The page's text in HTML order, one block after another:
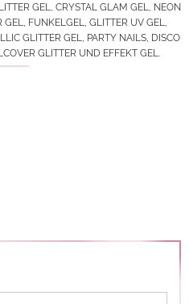
GEL, CRYSTAL GLAM GEL, NEON
FUNKELGEL, GLITTER UV GEL,
GLITTER GEL, PARTY NAILS, DISCO
GLITTER UND EFFEKT GEL.